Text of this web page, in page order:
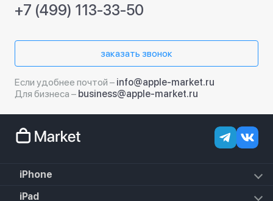
+7 (499) 113-33-50
заказать звонок
Если удобнее почтой – info@apple-market.ru
Для бизнеса – business@apple-market.ru
iPhone
iPhone 18 Pro Max
iPad